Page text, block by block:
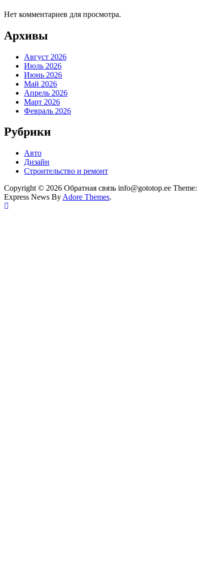
Нет комментариев для просмотра.
Архивы
Август 2026
Июль 2026
Июнь 2026
Май 2026
Апрель 2026
Март 2026
Февраль 2026
Рубрики
Авто
Дизайн
Строительство и ремонт
Copyright © 2026 Обратная связь info@gototop.ee Theme:
Express News By Adore Themes.